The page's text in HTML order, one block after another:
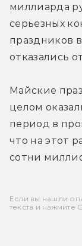
миллиарда
серьезных
праздников
отказались
Майские
целом
период в
что на этот
сотни
Если вы нашли
текста и нажмите